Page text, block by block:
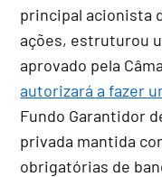
principal acionista
ações, estruturou
aprovado pela
autorizará a fazer
Fundo Garantidor
privada mantida
obrigatórias de